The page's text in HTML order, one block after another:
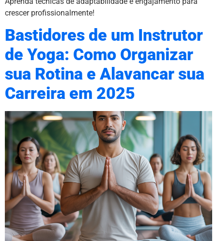
crescer profissionalmente!
Bastidores de um Instrutor
de Yoga: Como Organizar
sua Rotina e Alavancar sua
Carreira em 2025